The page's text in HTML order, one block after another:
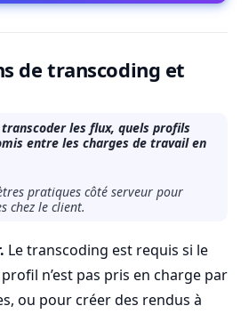
de transcoding et
les flux, quels profils
entre les charges de travail en
pratiques côté serveur pour
chez le client.
Le transcoding est requis si le
n’est pas pris en charge par
ou pour créer des rendus à